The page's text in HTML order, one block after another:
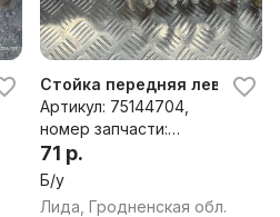
1Стойка передняя левая
Артикул: 75144704,
номер запчасти:
553058,824903553058
71 р.
Б/у
Лида, Гродненская обл.